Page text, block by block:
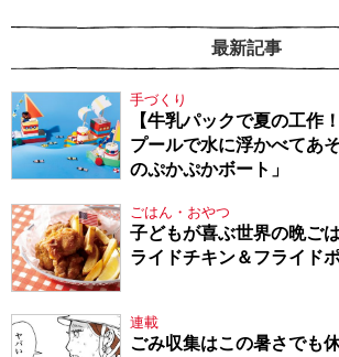
最新記事
手づくり
【牛乳パックで夏の工作
プールで水に浮かべてあ
のぷかぷかボート」
ごはん・おやつ
子どもが喜ぶ世界の晩ご
ライドチキン＆フライド
連載
ごみ収集はこの暑さでも